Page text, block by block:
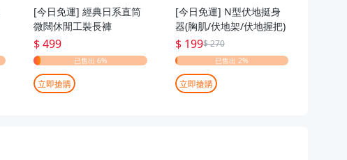
[今日免運] 經典日系直筒
微闊休閒工裝長褲
$ 499
立即搶購
[今日免運] N型伏地挺身
器(胸肌/伏地架/伏地握把)
$ 199$ 270
立即搶購